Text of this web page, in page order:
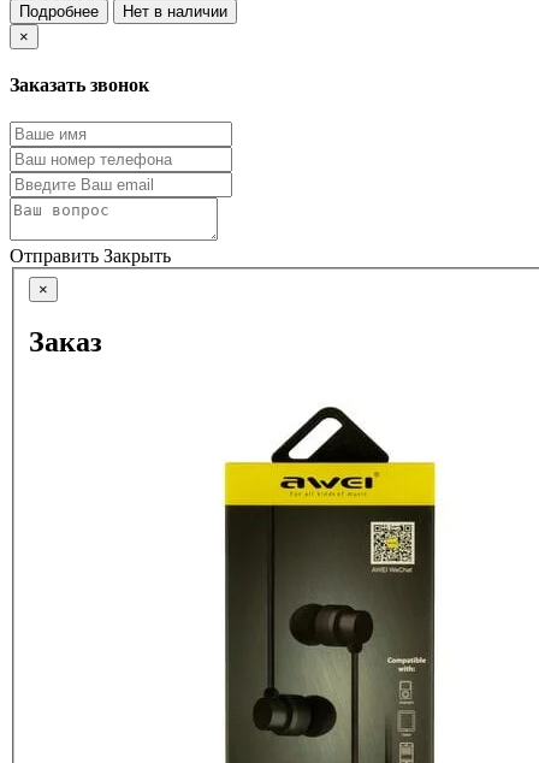
Подробнее
Нет в наличии
×
Заказать звонок
Отправить Закрыть
×
Заказ